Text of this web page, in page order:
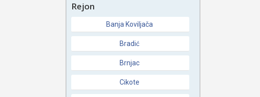
Rejon
Banja Koviljača
Bradić
Brnjac
Cikote